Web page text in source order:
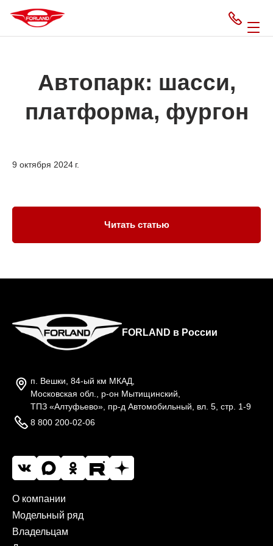
Автопарк: шасси,
платформа, фургон
9 октября 2024 г.
Читать статью
FORLAND в России
п. Вешки, 84-ый км МКАД,
Московская обл., р-он Мытищинский,
ТПЗ «Алтуфьево», пр-д Автомобильный, вл. 5, стр. 1-9
8 800 200-02-06
О компании
Модельный ряд
Владельцам